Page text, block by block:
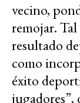
vecino,
remojar.
resultado
como
éxito
jugadores”,